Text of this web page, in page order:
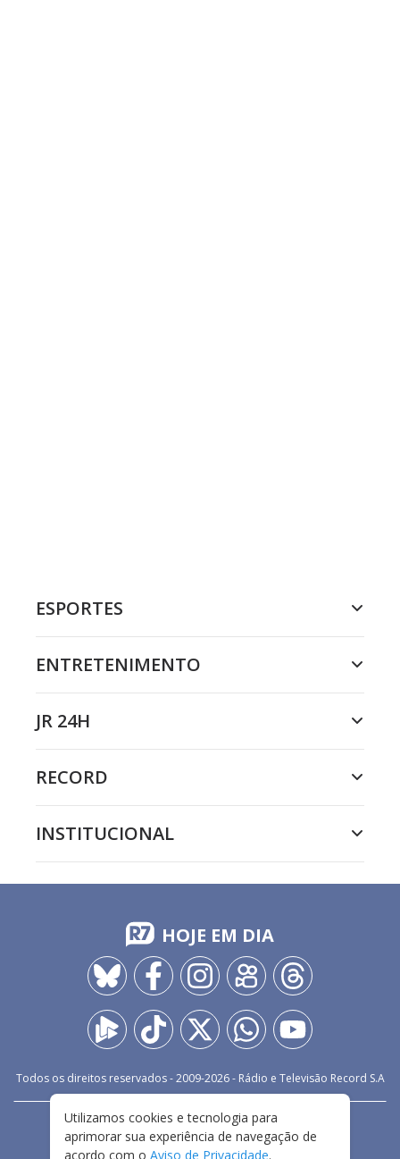
ESPORTES
ENTRETENIMENTO
JR 24H
RECORD
INSTITUCIONAL
HOJE EM DIA
Todos os direitos reservados - 2009-2026- Rádio e Televisão Record S.A
FALE CONOSCO
PRIVACIDADE
TERMOS E CONDIÇÕES DE USO
Utilizamos cookies e tecnologia para
aprimorar sua experiência de navegação de
acordo com o Aviso de Privacidade.